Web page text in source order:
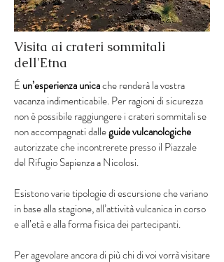
Visita ai crateri sommitali
dell'Etna
É un’esperienza unicache renderà la vostra
vacanza indimenticabile. Per ragioni di sicurezza
non è possibile raggiungere i crateri sommitali se
non accompagnati dalleguide vulcanologiche
autorizzate che incontrerete presso il Piazzale
del Rifugio Sapienza a Nicolosi.
Esistono varie tipologie di escursione che variano
in base alla stagione, all’attività vulcanica in corso
e all’età e alla forma fisica dei partecipanti.
Per agevolare ancora di più chi di voi vorrà visitare